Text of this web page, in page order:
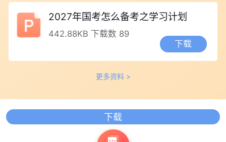
下载
2027年国考怎么备考之学习计划
442.88KB 下载数 89
下载
更多资料 >